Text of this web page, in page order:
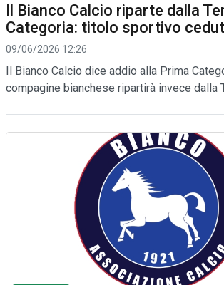
Il Bianco Calcio riparte dalla
Categoria: titolo sportivo
09/06/2026 12:26
Il Bianco Calcio dice addio alla Prima
compagine bianchese ripartirà invece dalla